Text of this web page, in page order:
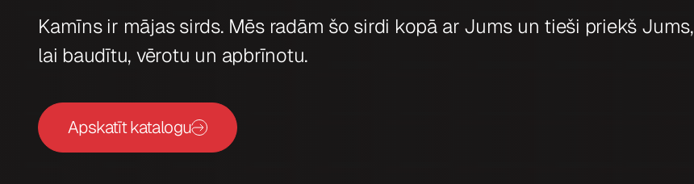
Kamīns ir mājas sirds. Mēs radām šo sirdi kopā ar Jums un tieši priekš Jums,
lai baudītu, vērotu un apbrīnotu.
Apskatīt katalogu